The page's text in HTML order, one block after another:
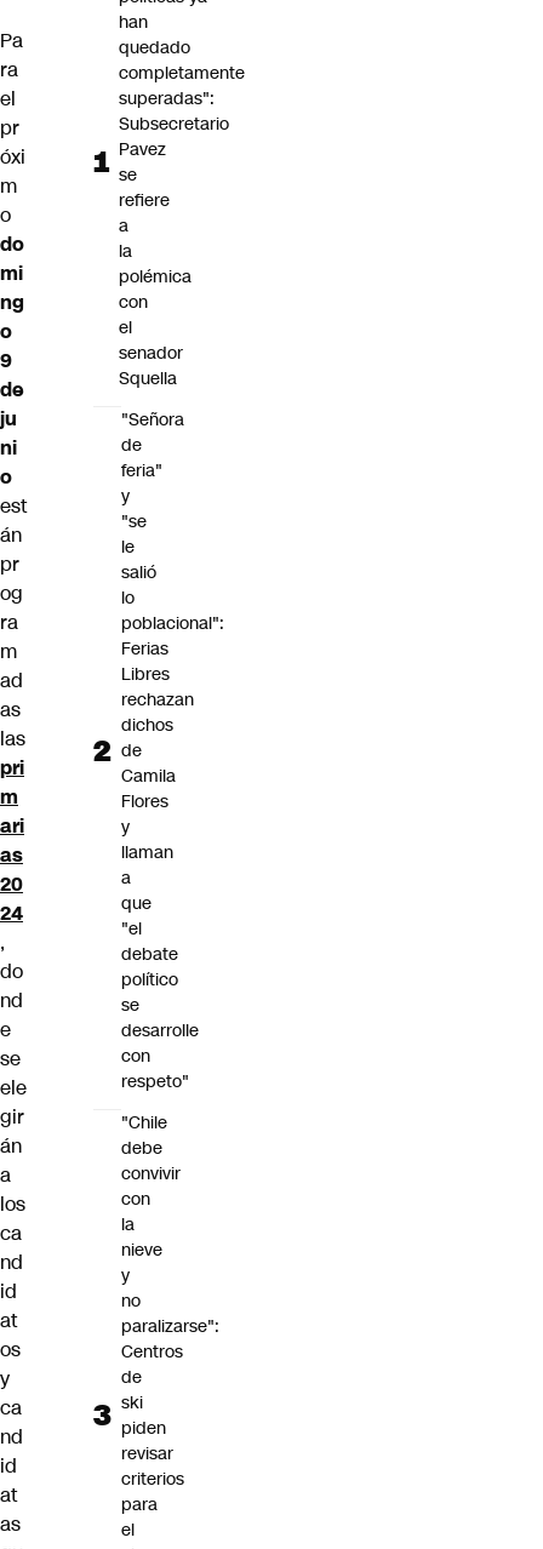
Pa
ra
el
pr
óxi
m
o
do
mi
ng
o
9
de
ju
ni
o
est
án
pr
og
ra
m
ad
as
las
pri
m
ari
as
20
24
,
do
nd
e
se
ele
gir
án
a
los
ca
nd
id
at
os
y
ca
nd
id
at
as
han
quedado
completamente
superadas":
Subsecretario
Pavez
se
refiere
a
la
polémica
con
el
senador
Squella
"Señora
de
feria"
y
"se
le
salió
lo
poblacional":
Ferias
Libres
rechazan
dichos
de
Camila
Flores
y
llaman
a
que
"el
debate
político
se
desarrolle
con
respeto"
"Chile
debe
convivir
con
la
nieve
y
no
paralizarse":
Centros
de
ski
piden
revisar
criterios
para
el